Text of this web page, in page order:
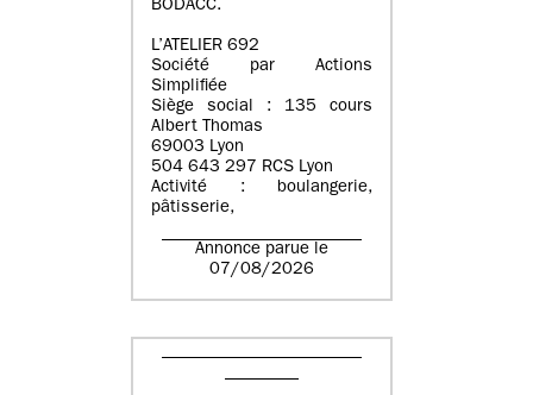
BODACC.
L’ATELIER 692
Société par Actions
Simplifiée
Siège social : 135 cours
Albert Thomas
69003 Lyon
504 643 297 RCS Lyon
Activité : boulangerie,
pâtisserie,
Annonce parue le
07/08/2026